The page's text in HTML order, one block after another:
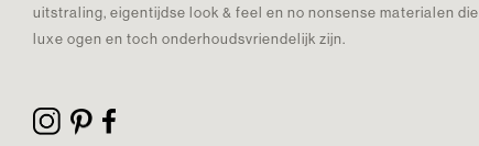
uitstraling, eigentijdse look & feel en no nonsense materialen die
luxe ogen en toch onderhoudsvriendelijk zijn.